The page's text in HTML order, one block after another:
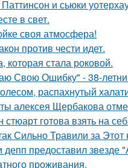
и сьюки
в свет.
своя атмосфера!
против чести идет.
которая стала роковой.
Свою Ошибку" - 38-
распахнутый
алексея Щербакова
стюарт готова взять на
Сильно Травили за
предоставил звезде
проживания.